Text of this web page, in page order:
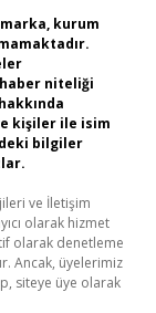
kurum
niteliği
kişiler ile isim
bilgiler
ve İletişim
olarak hizmet
olarak denetleme
Ancak, üyelerimiz
siteye üye olarak